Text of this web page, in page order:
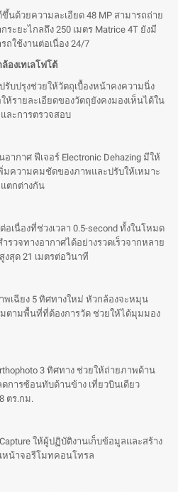
นด้วยความละเอียด 48 MP สามารถถ่าย
ะยะไกลถึง 250 เมตร Matrice 4T ยังมี
ถใช้งานต่อเนื่อง 24/7
องเทเลโฟโต้
บปรุงช่วยให้วัตถุเบื้องหน้าคงความนิ่ง
ห้รายละเอียดของวัตถุยังคงมองเห็นได้ใน
ละการตรวจสอบ
กาศ ฟีเจอร์ Electronic Dehazing มีให้
พิ่มความคมชัดของภาพและปรับให้เหมาะ
ตกต่างกัน
เนื่องที่ช่วงเวลา 0.5-second ทั้งในโหมด
รวจทางอากาศได้อย่างรวดเร็วจากหลาย
สุด 21 เมตรต่อวินาที
พเฉียง 5 ทิศทางใหม่ หัวกล้องจะหมุน
ตามพื้นที่ที่ต้องการวัด ช่วยให้ได้มุมมอง
3 ทิศทาง ช่วยให้ถ่ายภาพด้าน
การซ้อนทับด้านข้าง เที่ยวบินเดียว
ตร.กม.
ให้ผู้ปฏิบัติงานเก็บข้อมูลและสร้าง
หน้าจอรีโมทคอนโทรล